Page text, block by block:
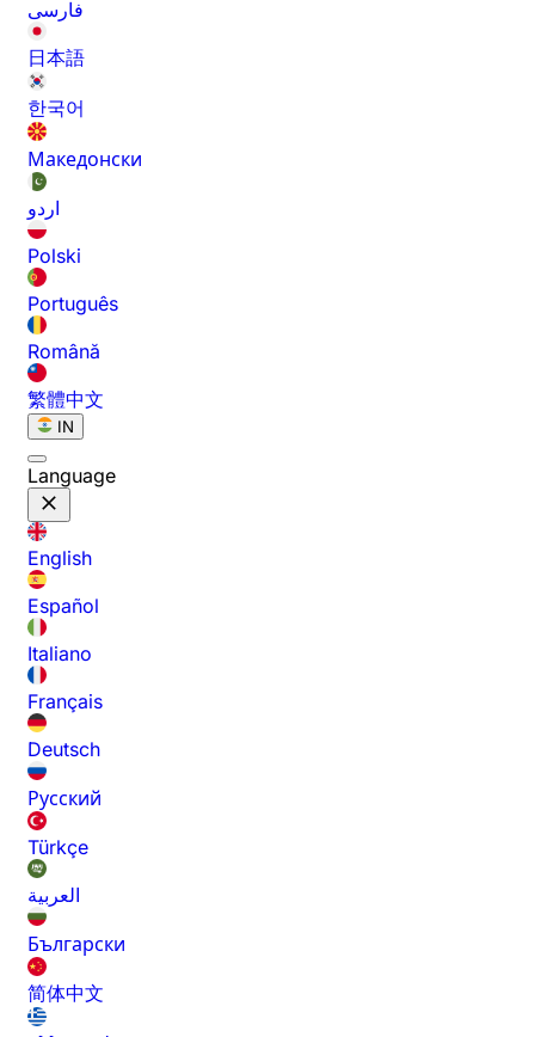
فارسی
日本語
한국어
Македонски
اردو
Polski
Português
Română
繁體中文
IN
Language
English
Español
Italiano
Français
Deutsch
Русский
Türkçe
العربية
Български
简体中文